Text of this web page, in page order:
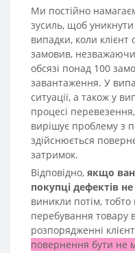
Ми постійно
зусиль, щоб
випадки, коли
замовив,
обсязі понад 100
завантаження. У
ситуації, а також у
процесі
вирішує проблему з
здійснюється
затримок.
Відповідно, якщо
покупці дефектів
виникли потім, тобто
перебування товару
розпорядженні
повернення бути не